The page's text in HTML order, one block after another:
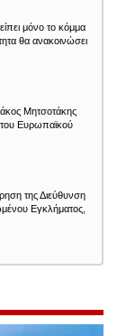
μόνο το κόμμα
θα ανακοινώσει
Μητσοτάκης
Ευρωπαϊκού
της Διεύθυνση
Εγκλήματος,